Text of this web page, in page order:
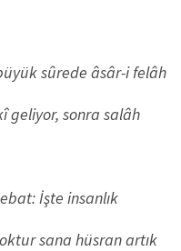
sûrede âsâr-i felâh
geliyor, sonra salâh
İşte insanlık
sana hüsran artık